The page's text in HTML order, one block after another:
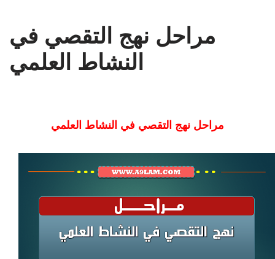
مراحل نهج التقصي في
النشاط العلمي
مراحل نهج التقصي في النشاط العلمي